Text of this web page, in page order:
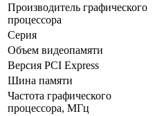
Производитель графического
процессора
Серия
Объем видеопамяти
Версия PCI Express
Шина памяти
Частота графического
процессора, МГц